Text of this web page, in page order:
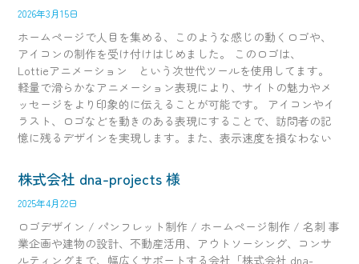
2026年3月15日
ホームページで人目を集める、このような感じの動くロゴや、
アイコンの制作を受け付けはじめました。 このロゴは、
Lottieアニメーション という次世代ツールを使用してます。
軽量で滑らかなアニメーション表現により、サイトの魅力やメ
ッセージをより印象的に伝えることが可能です。 アイコンやイ
ラスト、ロゴなどを動きのある表現にすることで、訪問者の記
憶に残るデザインを実現します。また、表示速度を損なわない
株式会社 dna-projects 様
2025年4月22日
ロゴデザイン / パンフレット制作 / ホームページ制作 / 名刺 事
業企画や建物の設計、不動産活用、アウトソーシング、コンサ
ルティングまで、幅広くサポートする会社「株式会社 dna-